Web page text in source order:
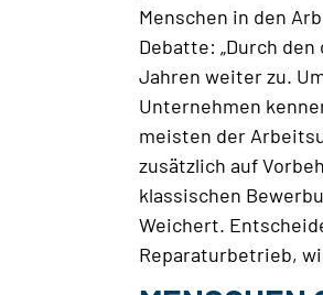
Menschen in den
Debatte: „Durch
Jahren weiter zu.
Unternehmen
meisten der
zusätzlich auf
klassischen
Weichert.
Reparaturbetrieb,